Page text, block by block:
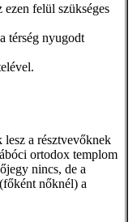
felül szükséges
térség nyugodt
a résztvevőknek
ortodox templom
nincs, de a
nőknél) a